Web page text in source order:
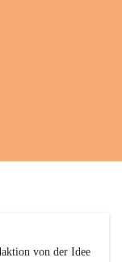
von der Idee